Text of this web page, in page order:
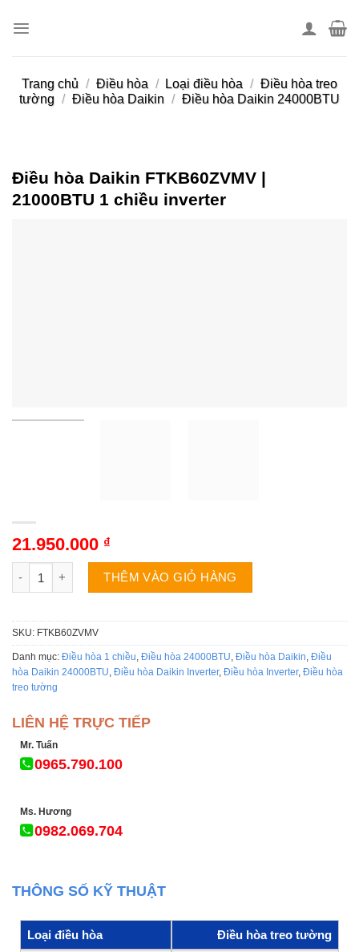
Trang chủ / Điều hòa / Loại điều hòa / Điều hòa treo
tường / Điều hòa Daikin / Điều hòa Daikin 24000BTU
Điều hòa Daikin FTKB60ZVMV |
21000BTU 1 chiều inverter
21.950.000 ₫
Điều hòa Daikin FTKB60ZVMV | 21000BTU 1 chiều inverter số
THÊM VÀO GIỎ HÀNG
SKU: FTKB60ZVMV
Danh mục: Điều hòa 1 chiều, Điều hòa 24000BTU, Điều hòa Daikin, Điều
hòa Daikin 24000BTU, Điều hòa Daikin Inverter, Điều hòa Inverter, Điều hòa
treo tường
LIÊN HỆ TRỰC TIẾP
Mr. Tuấn
0965.790.100
Ms. Hương
0982.069.704
THÔNG SỐ KỸ THUẬT
Loại điều hòa Điều hòa treo tường